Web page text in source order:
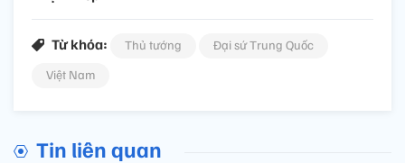
Từ khóa: Thủ tướng
Đại sứ Trung Quốc
Việt Nam
Tin liên quan